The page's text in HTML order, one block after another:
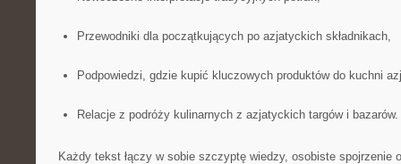
Przewodniki dla początkujących po azjatyckich składnikach,
Podpowiedzi, gdzie kupić kluczowych produktów do kuchni
Relacje z podróży kulinarnych z azjatyckich targów i bazarów.
Każdy tekst łączy w sobie szczyptę wiedzy, osobiste spojrzenie